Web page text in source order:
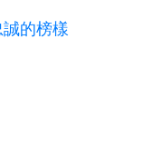
的榜樣